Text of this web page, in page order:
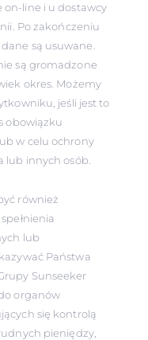
on-line i u dostawcy
Po zakończeniu
są usuwane.
są gromadzone
okres. Możemy
jeśli jest to
obowiązku
w celu ochrony
innych osób.
również
lub
Państwa
Sunseeker
organów
się kontrolą
pieniędzy,